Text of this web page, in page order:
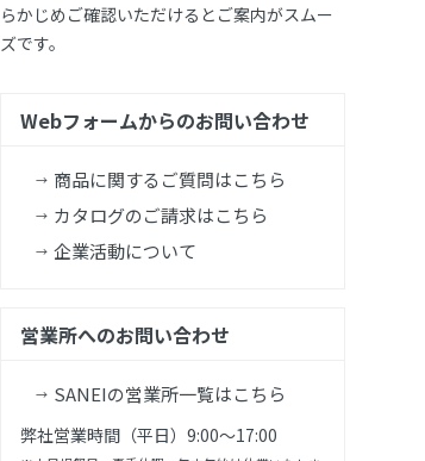
らかじめご確認いただけるとご案内がスムー
ズです。
Webフォームからのお問い合わせ
商品に関するご質問はこちら
カタログのご請求はこちら
企業活動について
営業所へのお問い合わせ
SANEIの営業所一覧はこちら
弊社営業時間（平日）9:00～17:00